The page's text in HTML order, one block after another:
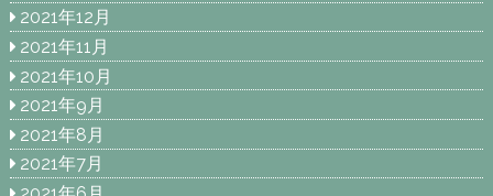
2021年12月
2021年11月
2021年10月
2021年9月
2021年8月
2021年7月